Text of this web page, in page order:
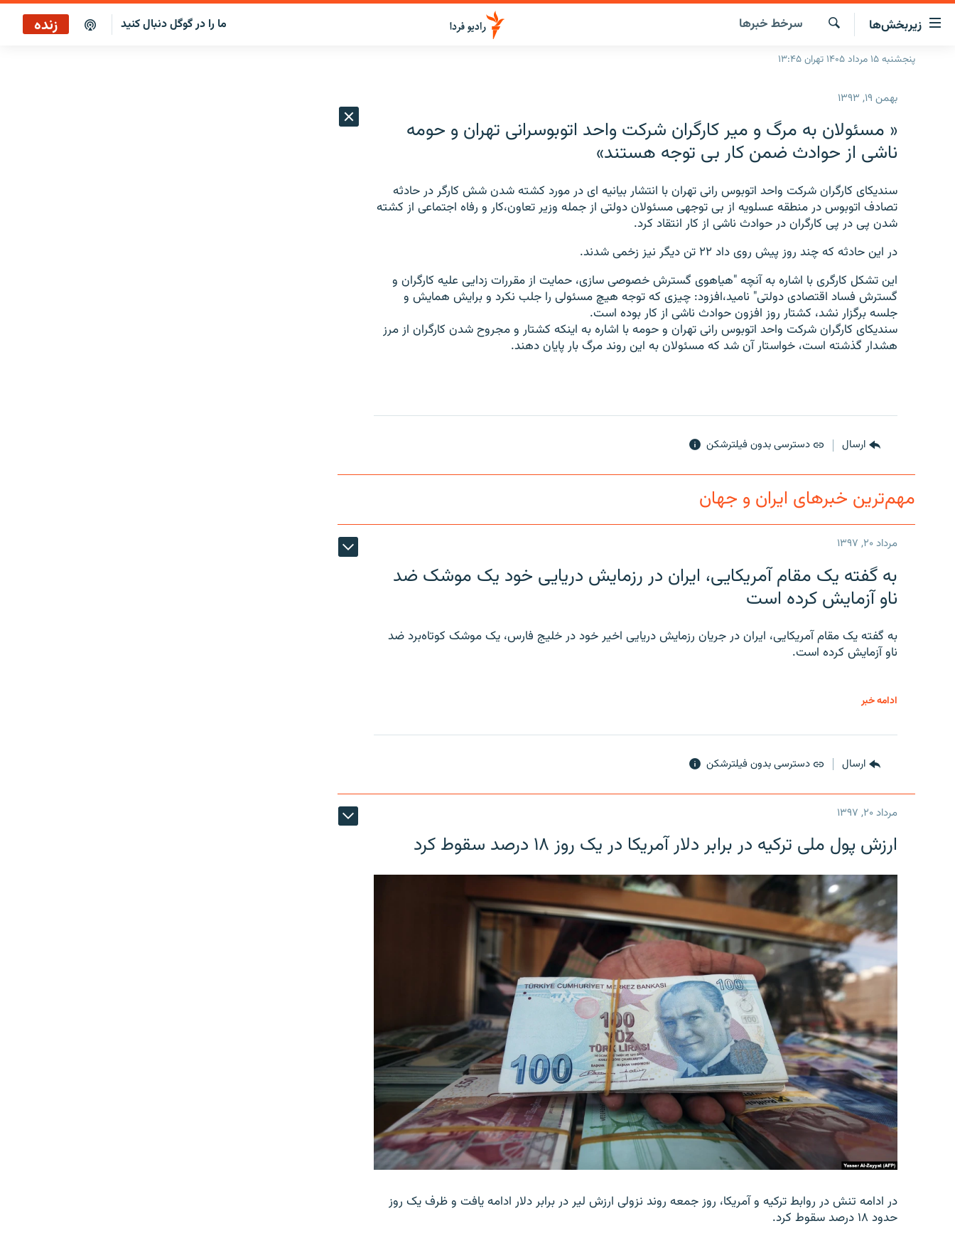
لینک‌های
قابلیت
دسترسی
زیربخش‌ها
صفحه اصلی
انتخاب کنید و بشنوید
برنامه‌های رادیویی
فرکانس‌ها
چندرسانه‌ای
گزارش‌های تصویری
گزارش‌های ویدئویی
جستجو
سرخط‌ خبرها ما را در گوگل دنبال کنید زنده
پنجشنبه ۱۵ مرداد ۱۴۰۵ تهران ۱۳:۴۵
بهمن ۱۹, ۱۳۹۳
« مسئولان به مرگ و میر کارگران شرکت واحد اتوبوسرانی تهران و حومه
ناشی از حوادث ضمن کار بی توجه هستند»
سندیکای کارگران شرکت واحد اتوبوس رانی تهران با انتشار بیانیه ای در مورد کشته شدن شش کارگر در حادثه
تصادف اتوبوس در منطقه عسلویه از بی توجهی مسئولان دولتی از جمله وزیر تعاون،‌کار و رفاه اجتماعی از کشته
شدن پی در پی کارگران در حوادث ناشی از کار انتقاد کرد.
در این حادثه که چند روز پیش روی داد ۲۲ تن دیگر نیز زخمی شدند.
این تشکل کارگری با اشاره به آنچه "هیاهوی گسترش خصوصی سازی، حمایت از مقررات زدایی علیه کارگران و
گسترش فساد اقتصادی دولتی" نامید،‌افزود: چیزی که توجه هیچ مسئولی را جلب نکرد و برایش همایش و
جلسه برگزار نشد، کشتار روز افزون حوادث ناشی از کار بوده است.
سندیکای کارگران شرکت واحد اتوبوس رانی تهران و حومه با اشاره به اینکه کشتار و مجروح شدن کارگران از مرز
هشدار گذشته است، خواستار آن شد که مسئولان به این روند مرگ بار پایان دهند.
ارسال دسترسی بدون فیلترشکن
مهم‌ترین خبرهای ایران و جهان
مرداد ۲۰, ۱۳۹۷
به گفته یک مقام آمریکایی، ایران در رزمایش دریایی خود یک موشک ضد
ناو آزمایش کرده است
به گفته یک مقام آمریکایی، ایران در جریان رزمایش دریایی اخیر خود در خلیج فارس، یک موشک کوتاه‌برد ضد
ناو آزمایش کرده است.
ادامه خبر
ارسال دسترسی بدون فیلترشکن
مرداد ۲۰, ۱۳۹۷
ارزش پول ملی ترکیه در برابر دلار آمریکا در یک روز ۱۸ درصد سقوط کرد
در ادامه تنش در روابط ترکیه و آمریکا، روز جمعه روند نزولی ارزش لیر در برابر دلار ادامه یافت و ظرف یک روز
حدود ۱۸ درصد سقوط کرد.